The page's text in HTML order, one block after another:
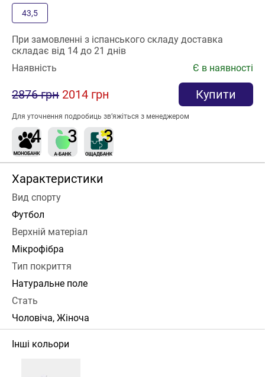
43,5
При замовленні з іспанського складу доставка
складає від 14 до 21 днів
Наявність
Є в наявності
2876 грн 2014 грн Купити
Для уточнення подробиць зв’яжіться з менеджером
Характеристики
Вид спорту
Футбол
Верхній матеріал
Мікрофібра
Тип покриття
Натуральне поле
Стать
Чоловіча, Жіноча
Інші кольори